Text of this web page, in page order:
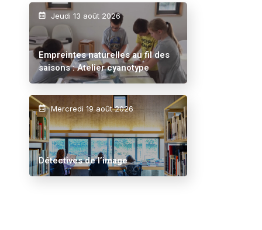
Jeudi 13 août 2026
Empreintes naturelles au fil des
saisons : Atelier cyanotype
Mercredi 19 août 2026
Détectives de l’image